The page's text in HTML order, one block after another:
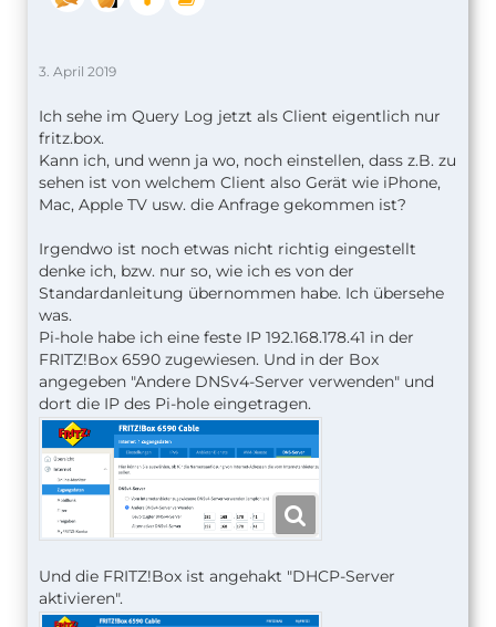
3. April 2019
Ich sehe im Query Log jetzt als Client eigentlich nur
fritz.box.
Kann ich, und wenn ja wo, noch einstellen, dass z.B. zu
sehen ist von welchem Client also Gerät wie iPhone,
Mac, Apple TV usw. die Anfrage gekommen ist?
Irgendwo ist noch etwas nicht richtig eingestellt
denke ich, bzw. nur so, wie ich es von der
Standardanleitung übernommen habe. Ich übersehe
was.
Pi-hole habe ich eine feste IP 192.168.178.41 in der
FRITZ!Box 6590 zugewiesen. Und in der Box
angegeben "Andere DNSv4-Server verwenden" und
dort die IP des Pi-hole eingetragen.
Und die FRITZ!Box ist angehakt "DHCP-Server
aktivieren".